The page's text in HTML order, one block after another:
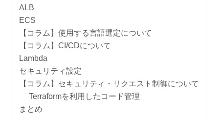
ALB
ECS
【コラム】使用する言語選定について
【コラム】CI/CDについて
Lambda
セキュリティ設定
【コラム】セキュリティ・リクエスト制御について
Terraformを利用したコード管理
まとめ